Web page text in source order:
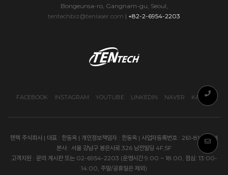
Bongeunsa-ro, Gangnam-gu, Seoul,
tentechbiz@tenlaser.com | +82-2-6954-2203
FACEBOOK INSTAGRAM YOUTUBE LINKEDIN NAVER KAKAO
텐텍 주식회사 | 대표 : 한동옥 | 개인정보책임자 : 한동옥 | 사업자등록번호 : 261-81-17333
본사 : 서울 강남구 봉은사로 326 남전빌딩 4F,5F
고객지원 : 문의 게시판 또는 02-6954-2203 (운영시간 9:00 ~ 18:00, 점심: 13:00-
14:00, 주말/공휴일은 제외)